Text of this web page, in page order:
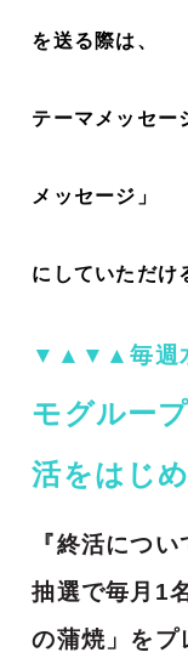
を送る際は、
テーマメッセー
メッセージ」
にしていただけ
▼▲▼▲毎週
モグルー
活をはじめ
『終活につ
抽選で毎月1
の蒲焼」をプ